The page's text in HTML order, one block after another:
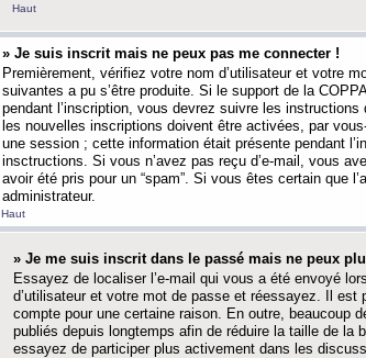
Haut
» Je suis inscrit mais ne peux pas me connecter !
Premièrement, vérifiez votre nom d’utilisateur et votre
suivantes a pu s’être produite. Si le support de la
pendant l’inscription, vous devrez suivre les
les nouvelles inscriptions doivent être activées, par
une session ; cette information était présente pendant
insctructions. Si vous n’avez pas reçu d’e-mail, vous
avoir été pris pour un “spam”. Si vous êtes certain que
administrateur.
Haut
» Je me suis inscrit dans le passé mais ne peux
Essayez de localiser l’e-mail qui vous a été envoyé
d’utilisateur et votre mot de passe et réessayez. Il
compte pour une certaine raison. En outre, beaucoup
publiés depuis longtemps afin de réduire la taille de la
essayez de participer plus activement dans les